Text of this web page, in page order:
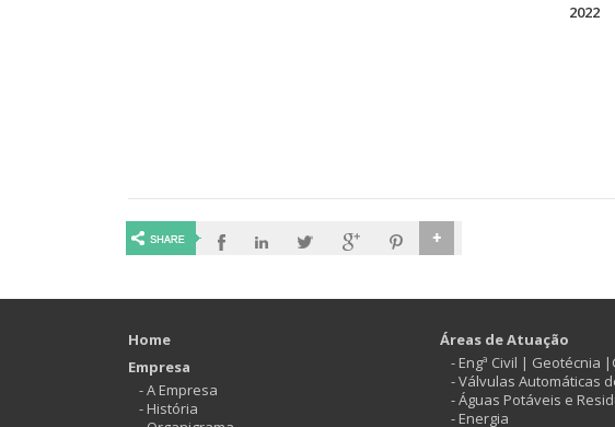
2022
Home
Empresa
- A Empresa
- História
Áreas de Atuação
- Engª Civil | Geotécnia
- Válvulas Automáticas
- Águas Potáveis e
- Energia